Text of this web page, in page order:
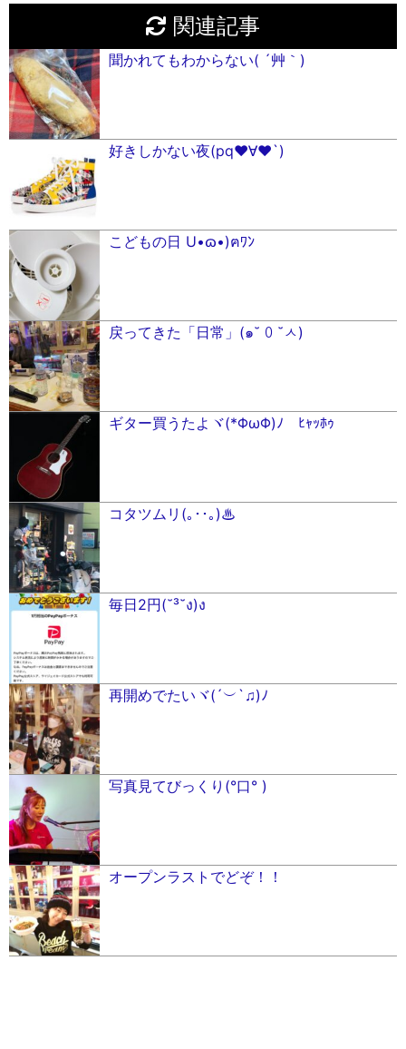
関連記事
聞かれてもわからない( ´艸｀)
好きしかない夜(pq♥︎∀︎♥︎`)
こどもの日 U•ɷ•)ฅﾜﾝ
戻ってきた「日常」(๑˘ ꒨ ˘ㅅ)
ギター買うたよヾ(*ΦωΦ)ﾉ ﾋｬｯﾎｩ
コタツムリ(｡･･｡)♨︎
毎日2円(˘³˘ง)ง
再開めでたいヾ(´︶`♫)ﾉ
写真見てびっくり(°口° )
オープンラストでどぞ！！